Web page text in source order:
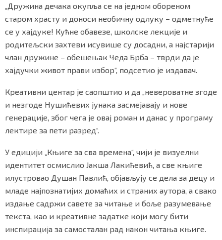
„Дружина дечака окупља се на једном обореном
старом храсту и доноси необичну одлуку – одметнуће
се у хајдуке! Кућне обавезе, школске лекције и
родитељски захтеви исувише су досадни, а најстарији
члан дружине – обешењак Чеда Брба – тврди да је
хајдучки живот прави избор“, подсетио је издавач.
Креативни центар је саопштио и да „невероватне згоде
и незгоде Нушићевих јунака засмејавају и нове
генерације, због чега је овај роман и данас у програму
лектире за пети разред“.
У едицији „Књиге за сва времена“, чији је визуелни
идентитет осмислио Јакша Лакићевић, а све књиге
илустровао Душан Павлић, објављују се дела за децу и
младе најпознатијих домаћих и страних аутора, а свако
издање садржи савете за читање и боље разумевање
текста, као и креативне задатке који могу бити
инспирација за самосталан рад након читања књиге.
СПОРТ
БИЗНИС
redakcija@gradskeinfo.rs
ПРАТИТЕ НАС
Маркетинг| Услови коришћења| Политика
ПРЕУЗМИТЕ НАШУ АПЛИКАЦИЈУ